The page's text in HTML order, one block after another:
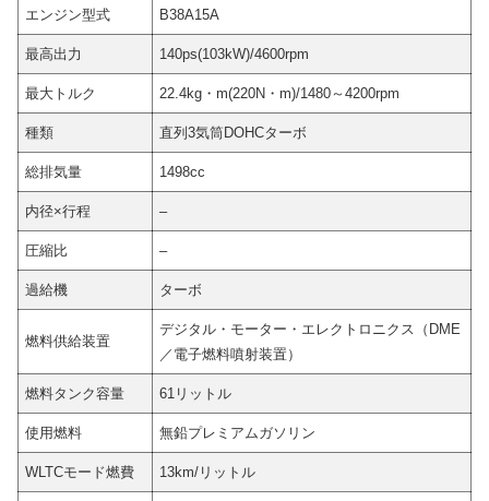
エンジン型式 B38A15A
最高出力 140ps(103kW)/4600rpm
最大トルク 22.4kg・m(220N・m)/1480～4200rpm
種類 直列3気筒DOHCターボ
総排気量 1498cc
内径×行程 –
圧縮比 –
過給機 ターボ
燃料供給装置
デジタル・モーター・エレクトロニクス（DME
／電子燃料噴射装置）
燃料タンク容量 61リットル
使用燃料 無鉛プレミアムガソリン
WLTCモード燃費 13km/リットル